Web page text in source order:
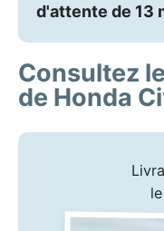
d'attente de 13
Consultez
de Honda
le